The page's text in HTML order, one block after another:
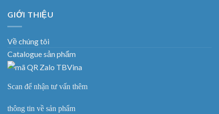
GIỚI THIỆU
Về chúng tôi
Catalogue sản phẩm
Scan để nhận tư vấn thêm
thông tin về sản phẩm